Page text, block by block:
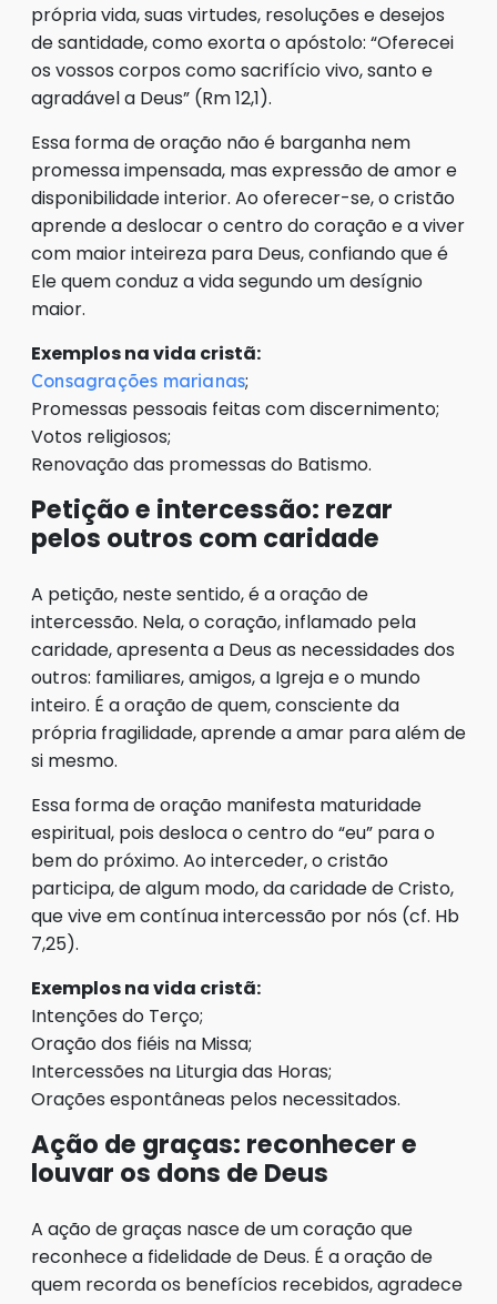
própria vida, suas virtudes, resoluções e desejos
de santidade, como exorta o apóstolo: “Oferecei
os vossos corpos como sacrifício vivo, santo e
agradável a Deus” (Rm 12,1).
Essa forma de oração não é barganha nem
promessa impensada, mas expressão de amor e
disponibilidade interior. Ao oferecer-se, o cristão
aprende a deslocar o centro do coração e a viver
com maior inteireza para Deus, confiando que é
Ele quem conduz a vida segundo um desígnio
maior.
Exemplos na vida cristã:
Consagrações marianas;
Promessas pessoais feitas com discernimento;
Votos religiosos;
Renovação das promessas do Batismo.
Petição e intercessão: rezar
pelos outros com caridade
A petição, neste sentido, é a oração de
intercessão. Nela, o coração, inflamado pela
caridade, apresenta a Deus as necessidades dos
outros: familiares, amigos, a Igreja e o mundo
inteiro. É a oração de quem, consciente da
própria fragilidade, aprende a amar para além de
si mesmo.
Essa forma de oração manifesta maturidade
espiritual, pois desloca o centro do “eu” para o
bem do próximo. Ao interceder, o cristão
participa, de algum modo, da caridade de Cristo,
que vive em contínua intercessão por nós (cf. Hb
7,25).
Exemplos na vida cristã:
Intenções do Terço;
Oração dos fiéis na Missa;
Intercessões na Liturgia das Horas;
Orações espontâneas pelos necessitados.
Ação de graças: reconhecer e
louvar os dons de Deus
A ação de graças nasce de um coração que
reconhece a fidelidade de Deus. É a oração de
quem recorda os benefícios recebidos, agradece